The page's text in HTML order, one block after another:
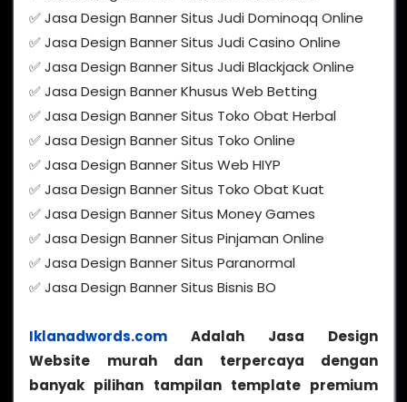
✅ Jasa Design Banner Situs Judi Dominoqq Online
✅ Jasa Design Banner Situs Judi Casino Online
✅ Jasa Design Banner Situs Judi Blackjack Online
✅ Jasa Design Banner Khusus Web Betting
✅ Jasa Design Banner Situs Toko Obat Herbal
✅ Jasa Design Banner Situs Toko Online
✅ Jasa Design Banner Situs Web HIYP
✅ Jasa Design Banner Situs Toko Obat Kuat
✅ Jasa Design Banner Situs Money Games
✅ Jasa Design Banner Situs Pinjaman Online
✅ Jasa Design Banner Situs Paranormal
✅ Jasa Design Banner Situs Bisnis BO
Iklanadwords.com Adalah Jasa Design
Website murah dan terpercaya dengan
banyak pilihan tampilan template premium